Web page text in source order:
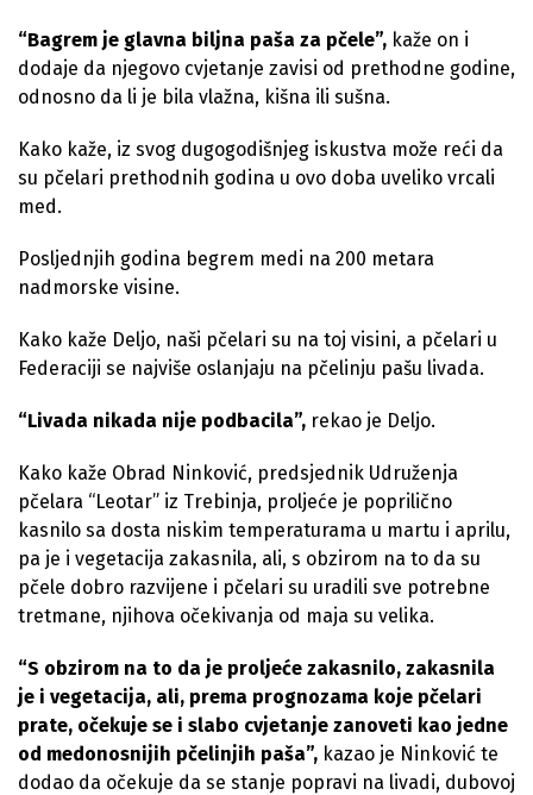
“Bagrem je glavna biljna paša za pčele”, kaže on i
dodaje da njegovo cvjetanje zavisi od prethodne godine,
odnosno da li je bila vlažna, kišna ili sušna.
Kako kaže, iz svog dugogodišnjeg iskustva može reći da
su pčelari prethodnih godina u ovo doba uveliko vrcali
med.
Posljednjih godina begrem medi na 200 metara
nadmorske visine.
Kako kaže Deljo, naši pčelari su na toj visini, a pčelari u
Federaciji se najviše oslanjaju na pčelinju pašu livada.
“Livada nikada nije podbacila”, rekao je Deljo.
Kako kaže Obrad Ninković, predsjednik Udruženja
pčelara “Leotar” iz Trebinja, proljeće je poprilično
kasnilo sa dosta niskim temperaturama u martu i aprilu,
pa je i vegetacija zakasnila, ali, s obzirom na to da su
pčele dobro razvijene i pčelari su uradili sve potrebne
tretmane, njihova očekivanja od maja su velika.
“S obzirom na to da je proljeće zakasnilo, zakasnila
je i vegetacija, ali, prema prognozama koje pčelari
prate, očekuje se i slabo cvjetanje zanoveti kao jedne
od medonosnijih pčelinjih paša”, kazao je Ninković te
dodao da očekuje da se stanje popravi na livadi, dubovoj